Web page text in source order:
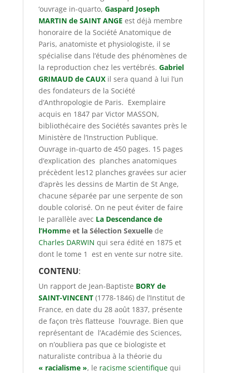
‘ouvrage in-quarto, Gaspard Joseph
MARTIN de SAINT ANGE est déjà membre
honoraire de la Société Anatomique de
Paris, anatomiste et physiologiste, il se
spécialise dans l’étude des phénomènes de
la reproduction chez les vertébrés. Gabriel
GRIMAUD de CAUXil sera quand à lui l’un
des fondateurs de la Société
d’Anthropologie de Paris. Exemplaire
acquis en 1847 par Victor MASSON,
bibliothécaire des Sociétés savantes près le
Ministère de l’Instruction Publique.
Ouvrage in-quarto de 450 pages. 15 pages
d’explication des planches anatomiques
précèdent les12 planches gravées sur acier
d’après les dessins de Martin de St Ange,
chacune séparée par une serpente de son
double colorisé. On ne peut éviter de faire
le parallèle avec La Descendance de
l’Homme et la Sélection Sexuelle de
Charles DARWIN qui sera édité en 1875 et
dont le tome 1 est en vente sur notre site.
CONTENU:
Un rapport de Jean-Baptiste BORY de
SAINT-VINCENT(1778-1846) de l’Institut de
France, en date du 28 août 1837, présente
de façon très flatteuse l’ouvrage. Bien que
représentant de l’Académie des Sciences,
on n’oubliera pas que ce biologiste et
naturaliste contribua à la théorie du
« racialisme », le racisme scientifiquequi